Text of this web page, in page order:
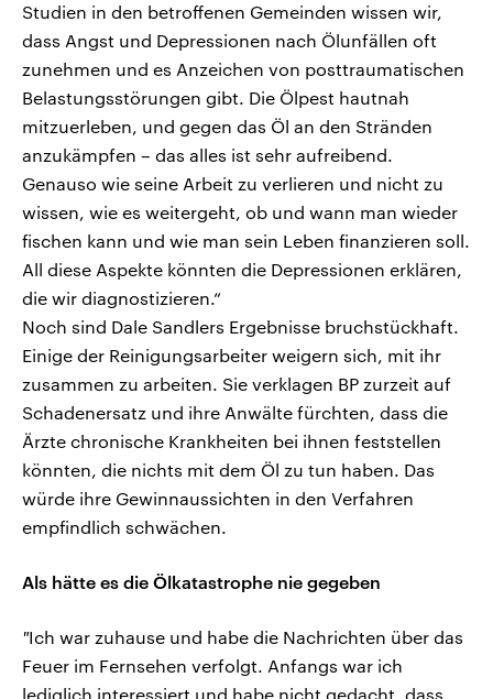
Studien in den betroffenen Gemeinden wissen wir,
dass Angst und Depressionen nach Ölunfällen oft
zunehmen und es Anzeichen von posttraumatischen
Belastungsstörungen gibt. Die Ölpest hautnah
mitzuerleben, und gegen das Öl an den Stränden
anzukämpfen – das alles ist sehr aufreibend.
Genauso wie seine Arbeit zu verlieren und nicht zu
wissen, wie es weitergeht, ob und wann man wieder
fischen kann und wie man sein Leben finanzieren soll.
All diese Aspekte könnten die Depressionen erklären,
die wir diagnostizieren.“
Noch sind Dale Sandlers Ergebnisse bruchstückhaft.
Einige der Reinigungsarbeiter weigern sich, mit ihr
zusammen zu arbeiten. Sie verklagen BP zurzeit auf
Schadenersatz und ihre Anwälte fürchten, dass die
Ärzte chronische Krankheiten bei ihnen feststellen
könnten, die nichts mit dem Öl zu tun haben. Das
würde ihre Gewinnaussichten in den Verfahren
empfindlich schwächen.
Als hätte es die Ölkatastrophe nie gegeben
"Ich war zuhause und habe die Nachrichten über das
Feuer im Fernsehen verfolgt. Anfangs war ich
lediglich interessiert und habe nicht gedacht, dass